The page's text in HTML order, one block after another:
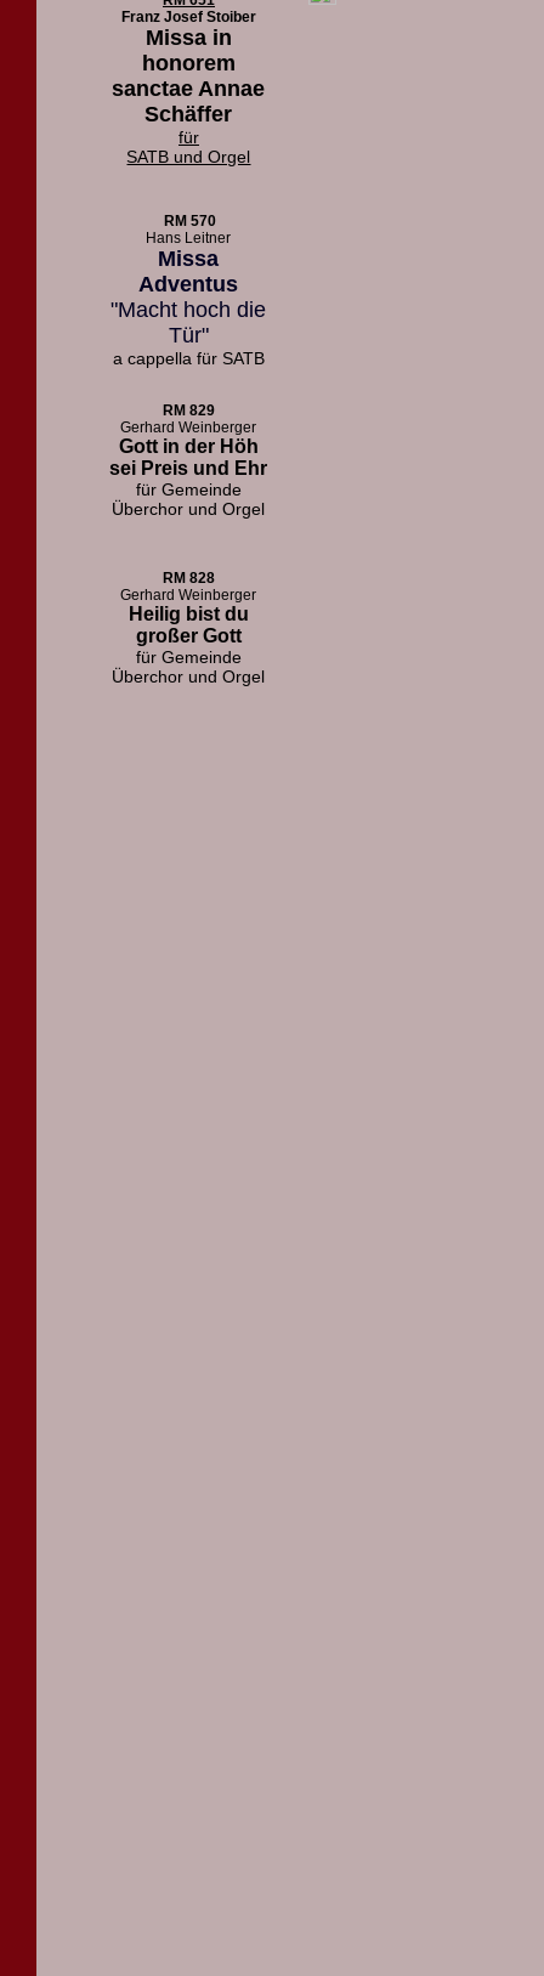
Franz Josef Stoiber
Missa in
honorem
sanctae Annae
Schäffer
für
SATB und Orgel
RM 570
Hans Leitner
Missa
Adventus
"Macht hoch die
Tür"
a cappella für SATB
RM 829
Gerhard Weinberger
Gott in der Höh
sei Preis und Ehr
für Gemeinde
Überchor und Orgel
RM 828
Gerhard Weinberger
Heilig bist du
großer Gott
für Gemeinde
Überchor und Orgel